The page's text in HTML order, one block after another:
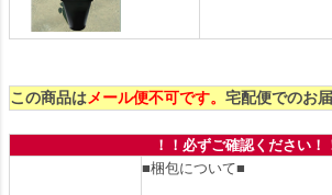
この商品はメール便不可です。 宅配便でのお
！！必ずご確認ください！
■梱包について■